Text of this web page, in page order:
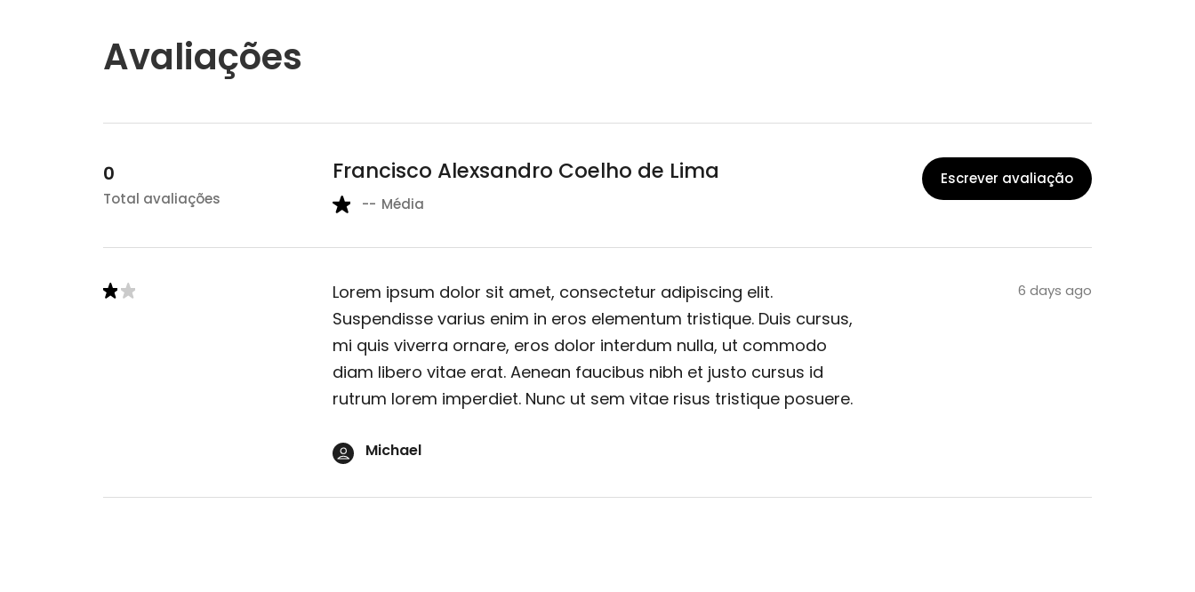
Avaliações
0
Total avaliações
Francisco Alexsandro Coelho de Lima
-- Média
Escrever avaliação
Lorem ipsum dolor sit amet, consectetur adipiscing elit.
Suspendisse varius enim in eros elementum tristique. Duis cursus,
mi quis viverra ornare, eros dolor interdum nulla, ut commodo
diam libero vitae erat. Aenean faucibus nibh et justo cursus id
rutrum lorem imperdiet. Nunc ut sem vitae risus tristique posuere.
Michael
6 days ago